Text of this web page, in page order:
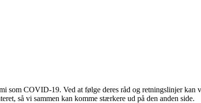
som COVID-19. Ved at følge deres råd og retningslinjer
så vi sammen kan komme stærkere ud på den anden side.